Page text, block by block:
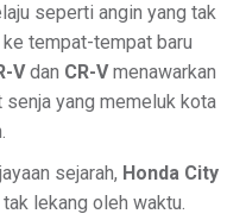
seperti angin yang tak
tempat-tempat baru
Vdan CR-Vmenawarkan
senja yang memeluk kota
sejarah, Honda City
lekang oleh waktu.